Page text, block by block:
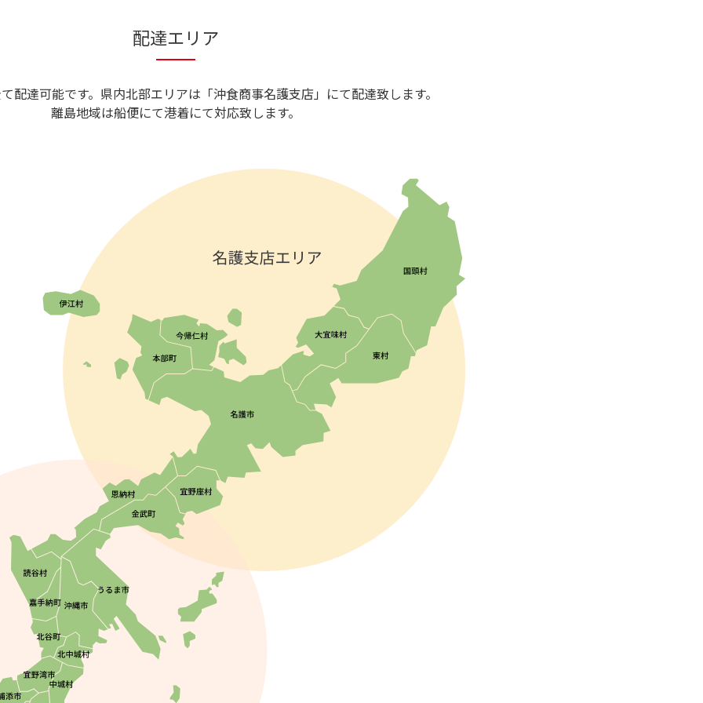
配達エリア
配達可能です。県内北部エリアは「沖食商事名護支店」にて配達致します。
離島地域は船便にて港着にて対応致します。